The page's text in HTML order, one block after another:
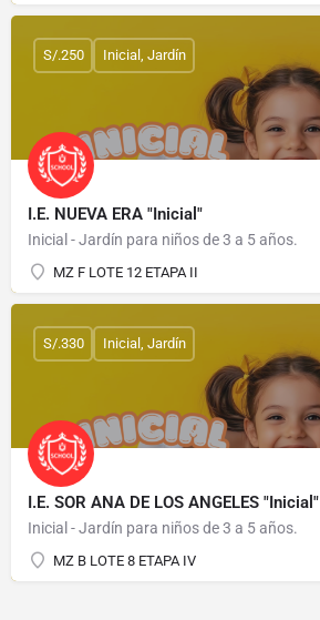
I.E. NUEVA ERA "Inicial"
Inicial - Jardín para niños de 3 a 5 años.
MZ F LOTE 12 ETAPA II
S/.250 Inicial, Jardín
I.E. SOR ANA DE LOS ANGELES "Inicial"
Inicial - Jardín para niños de 3 a 5 años.
MZ B LOTE 8 ETAPA IV
S/.330 Inicial, Jardín